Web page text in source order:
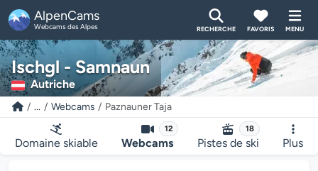
AlpenCams
Webcams des Alpes RECHERCHE FAVORIS MENU
Ischgl - Samnaun
Autriche
... Webcams Paznauner Taja
Domaine skiable
12
Webcams
18
Pistes de ski Plus